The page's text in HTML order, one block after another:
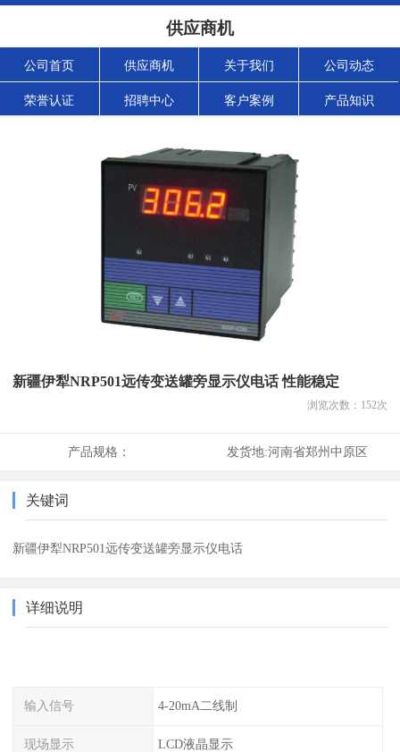
供应商机
公司首页 供应商机 关于我们 公司动态
荣誉认证 招聘中心 客户案例 产品知识
新疆伊犁NRP501远传变送罐旁显示仪电话 性能稳定
浏览次数： 152次
产品规格： 发货地:河南省郑州中原区
关键词
新疆伊犁NRP501远传变送罐旁显示仪电话
详细说明
输入信号 4-20mA二线制
现场显示 LCD液晶显示